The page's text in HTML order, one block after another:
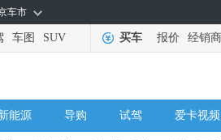
车市
车图 SUV 买车 报价 经销商
能源 导购 试驾 爱卡视频